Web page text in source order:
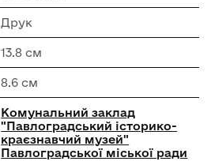
Друк
13.8 см
8.6 см
Комунальний заклад
"Павлоградський історико-
краєзнавчий музей"
Павлоградської міської ради